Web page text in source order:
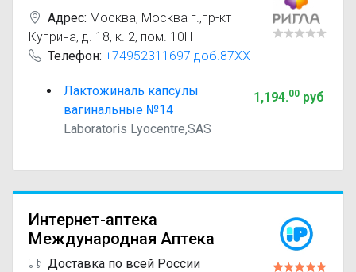
Адрес: Москва, Москва г.,пр-кт
Куприна, д. 18, к. 2, пом. 10Н
Телефон: +74952311697 доб.87XX
Лактожиналь капсулы
вагинальные №14
Laboratoris Lyocentre,SAS
1,194.00руб
Интернет-аптека
Международная Аптека
Доставка по всей России